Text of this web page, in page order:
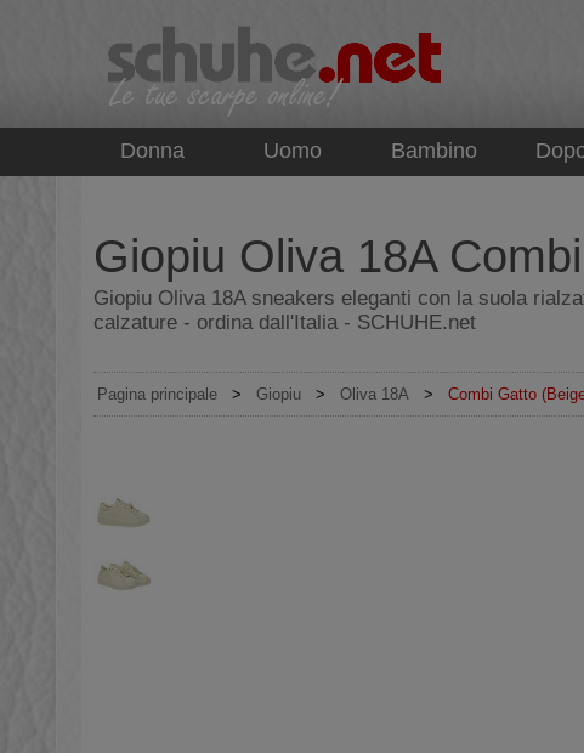
Donna Uomo Bambino
Giopiu Oliva 18A
Giopiu Oliva 18A sneakers eleganti con la suola
calzature - ordina dall'Italia - SCHUHE.net
Pagina principale > Giopiu > Oliva 18A > Combi Gatto